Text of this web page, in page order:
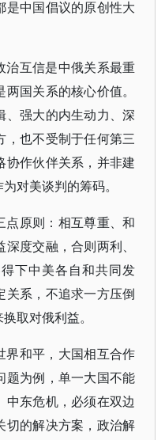
是中国倡议的原创性大
治互信是中俄关系最重
国关系的核心价值。
、强大的内生动力、深
，也不受制于任何第三
协作伙伴关系，并非建
对美谈判的筹码。
点原则：相互尊重、和
度交融，合则两利、
下中美各自和共同发
关系，不追求一方压倒
取对俄利益。
界和平，大国相互合作
题为例，单一大国不能
中东危机，必须在双边
切的解决方案，政治解